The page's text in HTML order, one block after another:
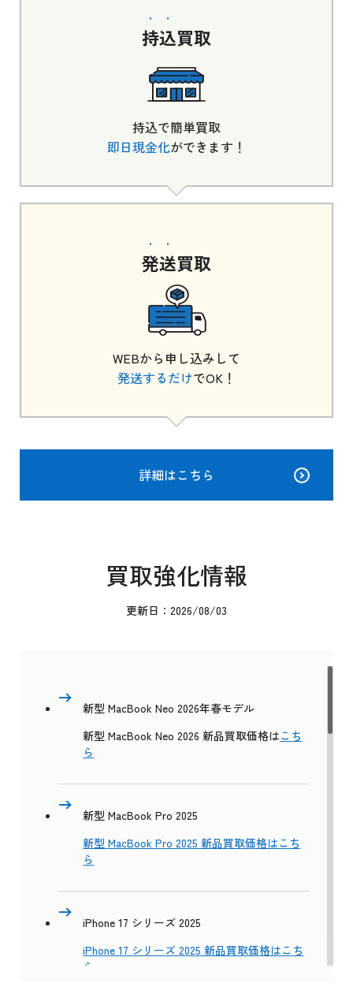
持込買取
持込で簡単買取
即日現金化ができます！
発送買取
WEBから申し込みして
発送するだけでOK！
詳細はこちら
買取強化情報
更新日：2026/08/03
新型 MacBook Neo 2026年春モデル
新型 MacBook Neo 2026 新品買取価格はこち
ら
新型 MacBook Pro 2025
新型 MacBook Pro 2025 新品買取価格はこち
ら
iPhone 17 シリーズ 2025
iPhone 17 シリーズ 2025 新品買取価格はこち
ら